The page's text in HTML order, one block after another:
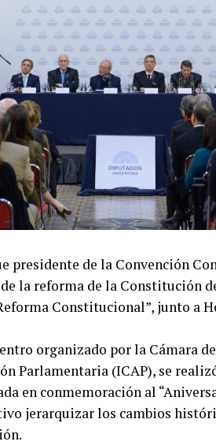
presidente de la Convención
la reforma de la Constitución
Constitucional”, junto a
organizado por la Cámara
Parlamentaria (ICAP), se
en conmemoración al
jerarquizar los cambios